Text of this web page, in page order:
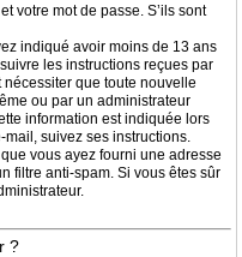
votre mot de passe. S’ils sont
indiqué avoir moins de 13 ans
les instructions reçues par
que toute nouvelle
ou par un administrateur
information est indiquée lors
mail, suivez ses instructions.
vous ayez fourni une adresse
filtre anti-spam. Si vous êtes sûr
?